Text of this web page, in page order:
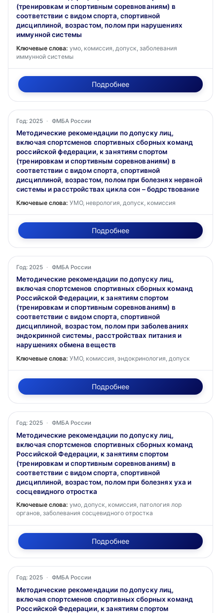
(тренировкам и спортивным соревнованиям) в
соответствии с видом спорта, спортивной
дисциплиной, возрастом, полом при нарушениях
иммунной системы
Ключевые слова: умо, комиссия, допуск, заболевания
иммунной системы
Подробнее
Год: 2025 · ФМБА России
Методические рекомендации по допуску лиц,
включая спортсменов спортивных сборных команд
российской федерации, к занятиям спортом
(тренировкам и спортивным соревнованиям) в
соответствии с видом спорта, спортивной
дисциплиной, возрастом, полом при болезнях нервной
системы и расстройствах цикла сон – бодрствование
Ключевые слова: УМО, неврология, допуск, комиссия
Подробнее
Год: 2025 · ФМБА России
Методические рекомендации по допуску лиц,
включая спортсменов спортивных сборных команд
Российской Федерации, к занятиям спортом
(тренировкам и спортивным соревнованиям) в
соответствии с видом спорта, спортивной
дисциплиной, возрастом, полом при заболеваниях
эндокринной системы, расстройствах питания и
нарушениях обмена веществ
Ключевые слова: УМО, комиссия, эндокринология, допуск
Подробнее
Год: 2025 · ФМБА России
Методические рекомендации по допуску лиц,
включая спортсменов спортивных сборных команд
Российской Федерации, к занятиям спортом
(тренировкам и спортивным соревнованиям) в
соответствии с видом спорта, спортивной
дисциплиной, возрастом, полом при болезнях уха и
сосцевидного отростка
Ключевые слова: умо, допуск, комиссия, патология лор
органов, заболевания сосцевидного отростка
Подробнее
Год: 2025 · ФМБА России
Методические рекомендации по допуску лиц,
включая спортсменов спортивных сборных команд
Российской Федерации, к занятиям спортом